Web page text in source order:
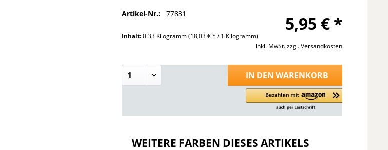
Artikel-Nr.: 77831 5,95 € *
Inhalt:0.33 Kilogramm(18,03 € * / 1 Kilogramm)
inkl. MwSt.zzgl. Versandkosten
IN DEN WARENKORB
WEITERE FARBEN DIESES ARTIKELS